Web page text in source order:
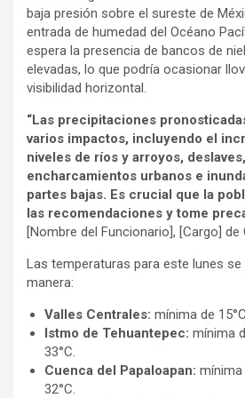
baja presión sobre el sureste de
entrada de humedad del Océano
espera la presencia de bancos de
elevadas, lo que podría ocasionar
visibilidad horizontal.
“Las precipitaciones
varios impactos, incluyendo el
niveles de ríos y arroyos,
encharcamientos urbanos e
partes bajas. Es crucial que la
las recomendaciones y tome
[Nombre del Funcionario], [Cargo] de
Las temperaturas para este lunes se
manera:
Valles Centrales: mínima de
Istmo de Tehuantepec: mínima
33°C.
Cuenca del Papaloapan: mínima
32°C.